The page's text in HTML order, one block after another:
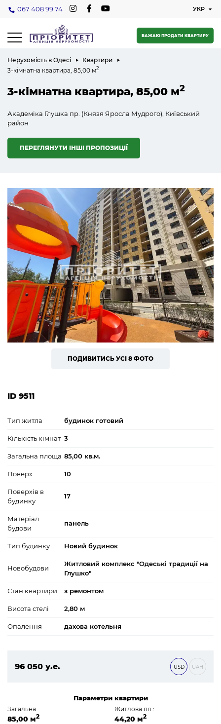
067 408 99 74
БАЖАЮ ПРОДАТИ КВАРТИРУ
Нерухомість в Одесі
Квартири
3-кімнатна квартира, 85,00 м2
3-кімнатна квартира, 85,00 м2
Академіка Глушка пр. (Князя Яросла Мудрого), Київський
район
ПЕРЕГЛЯНУТИ ІНШІ ПРОПОЗИЦІЇ
ПОДИВИТИСЬ УСІ 8 ФОТО
ID 9511
Тип житла будинок готовий
Кількість кімнат 3
Загальна площа 85,00 кв.м.
Поверх 10
Поверхів в
будинку
17
Матеріал
будови
панель
Тип будинку Новий будинок
Новобудови
Житловий комплекс "Одеські традиції на
Глушко"
Стан квартири з ремонтом
Висота стелі 2,80 м
Опалення дахова котельня
96 050 у.е.
USD UAH
Параметри квартири
Загальна
85,00 м2
Житлова пл.:
44,20 м2